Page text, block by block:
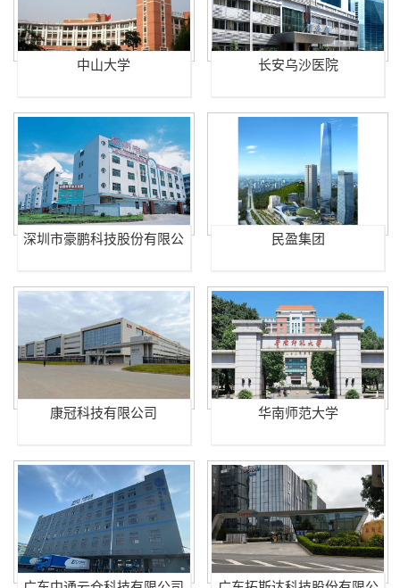
中山大学 长安乌沙医院
深圳市豪鹏科技股份有限公
民盈集团
康冠科技有限公司 华南师范大学